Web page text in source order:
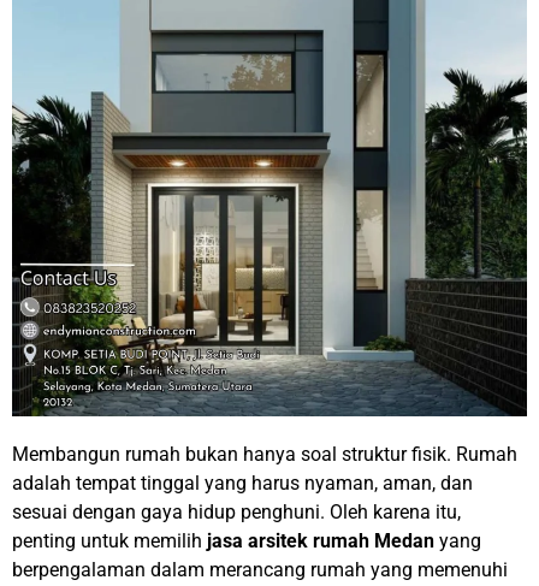
Membangun rumah bukan hanya soal struktur fisik. Rumah
adalah tempat tinggal yang harus nyaman, aman, dan
sesuai dengan gaya hidup penghuni. Oleh karena itu,
penting untuk memilih jasa arsitek rumah Medan yang
berpengalaman dalam merancang rumah yang memenuhi